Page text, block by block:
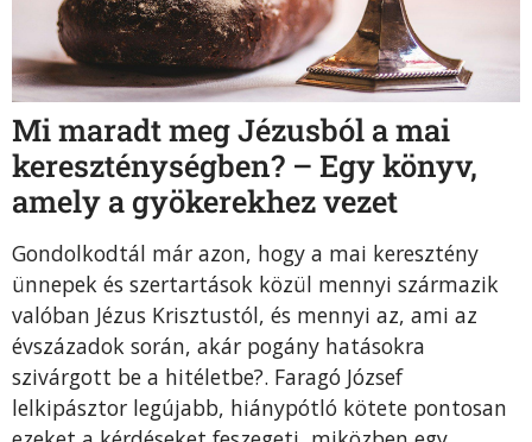
Mi maradt meg Jézusból a mai
kereszténységben? – Egy könyv,
amely a gyökerekhez vezet
Gondolkodtál már azon, hogy a mai keresztény
ünnepek és szertartások közül mennyi származik
valóban Jézus Krisztustól, és mennyi az, ami az
évszázadok során, akár pogány hatásokra
szivárgott be a hitéletbe?. Faragó József
lelkipásztor legújabb, hiánypótló kötete pontosan